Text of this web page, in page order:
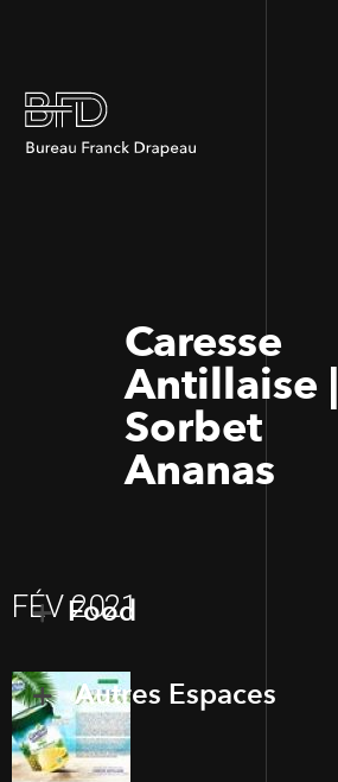
Caresse
Antillaise |
Sorbet
Ananas
FÉV 2021
Food
Autres Espaces